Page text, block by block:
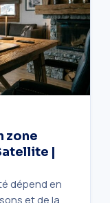
zone
|
dépend en
et de la